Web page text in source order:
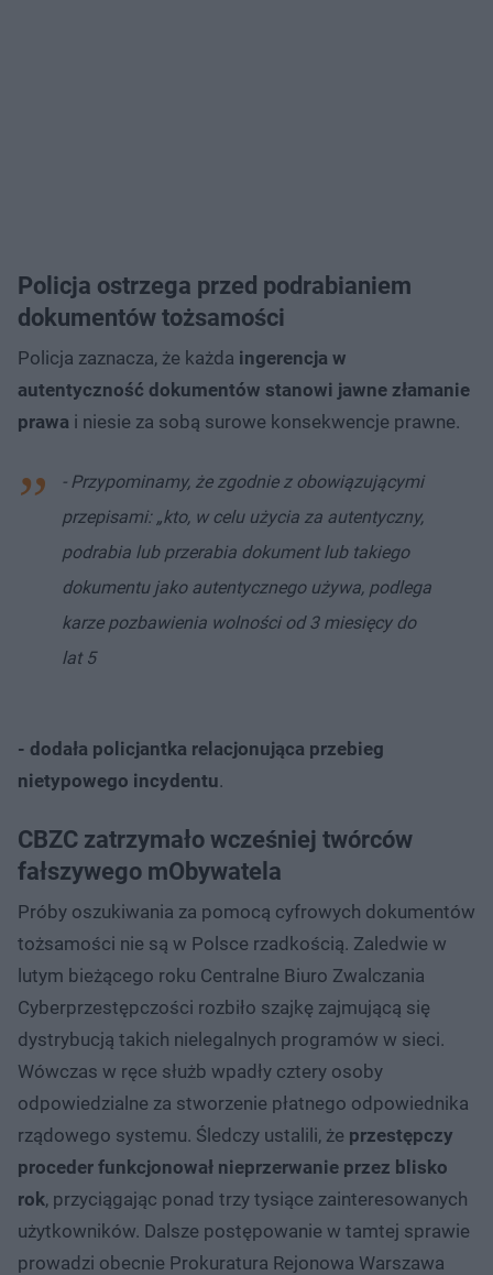
Policja ostrzega przed podrabianiem
dokumentów tożsamości
Policja zaznacza, że każda ingerencja w
autentyczność dokumentów stanowi jawne złamanie
prawa i niesie za sobą surowe konsekwencje prawne.
- Przypominamy, że zgodnie z obowiązującymi
przepisami: „kto, w celu użycia za autentyczny,
podrabia lub przerabia dokument lub takiego
dokumentu jako autentycznego używa, podlega
karze pozbawienia wolności od 3 miesięcy do
lat 5
- dodała policjantka relacjonująca przebieg
nietypowego incydentu.
CBZC zatrzymało wcześniej twórców
fałszywego mObywatela
Próby oszukiwania za pomocą cyfrowych dokumentów
tożsamości nie są w Polsce rzadkością. Zaledwie w
lutym bieżącego roku Centralne Biuro Zwalczania
Cyberprzestępczości rozbiło szajkę zajmującą się
dystrybucją takich nielegalnych programów w sieci.
Wówczas w ręce służb wpadły cztery osoby
odpowiedzialne za stworzenie płatnego odpowiednika
rządowego systemu. Śledczy ustalili, że przestępczy
proceder funkcjonował nieprzerwanie przez blisko
rok, przyciągając ponad trzy tysiące zainteresowanych
użytkowników. Dalsze postępowanie w tamtej sprawie
prowadzi obecnie Prokuratura Rejonowa Warszawa